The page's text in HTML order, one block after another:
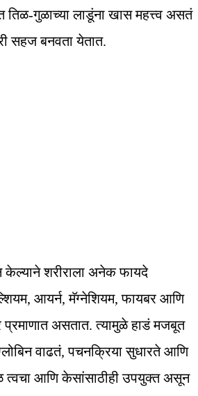
तिळ-गुळाच्या लाडूंना खास महत्त्व असतं
सहज बनवता येतात.
केल्याने शरीराला अनेक फायदे
आयर्न, मॅग्नेशियम, फायबर आणि
असतात. त्यामुळे हाडं मजबूत
वाढतं, पचनक्रिया सुधारते आणि
त्वचा आणि केसांसाठीही उपयुक्त असून